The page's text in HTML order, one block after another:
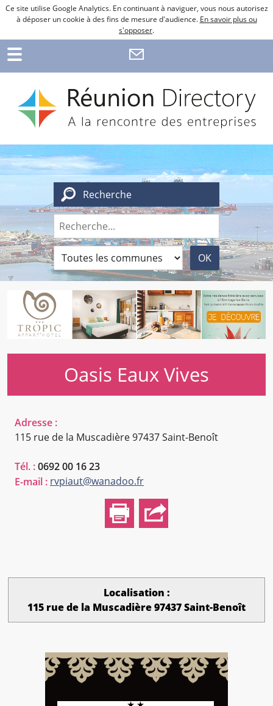
Ce site utilise Google Analytics. En continuant à naviguer, vous nous autorisez
à déposer un cookie à des fins de mesure d'audience. En savoir plus ou
s'opposer.
Recherche
Oasis Eaux Vives
Adresse :
115 rue de la Muscadière97437 Saint-Benoît
Tél. :0692 00 16 23
E-mail : rvpiaut@wanadoo.fr
Localisation :
115 rue de la Muscadière 97437 Saint-Benoît